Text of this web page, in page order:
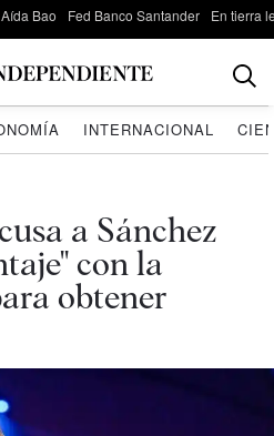
Aída Bao Fed Banco Santander En tierra
INTERNACIONAL
a Sánchez
con la
obtener